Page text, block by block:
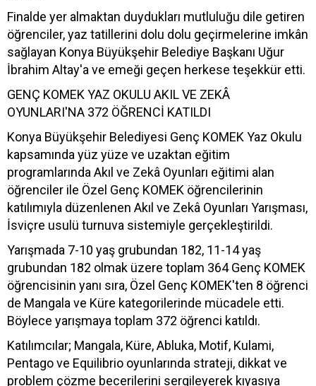
Finalde yer almaktan duydukları mutluluğu dile getiren
öğrenciler, yaz tatillerini dolu dolu geçirmelerine imkân
sağlayan Konya Büyükşehir Belediye Başkanı Uğur
İbrahim Altay'a ve emeği geçen herkese teşekkür etti.
GENÇ KOMEK YAZ OKULU AKIL VE ZEKÂ
OYUNLARI'NA 372 ÖĞRENCİ KATILDI
Konya Büyükşehir Belediyesi Genç KOMEK Yaz Okulu
kapsamında yüz yüze ve uzaktan eğitim
programlarında Akıl ve Zekâ Oyunları eğitimi alan
öğrenciler ile Özel Genç KOMEK öğrencilerinin
katılımıyla düzenlenen Akıl ve Zekâ Oyunları Yarışması,
İsviçre usulü turnuva sistemiyle gerçekleştirildi.
Yarışmada 7-10 yaş grubundan 182, 11-14 yaş
grubundan 182 olmak üzere toplam 364 Genç KOMEK
öğrencisinin yanı sıra, Özel Genç KOMEK'ten 8 öğrenci
de Mangala ve Küre kategorilerinde mücadele etti.
Böylece yarışmaya toplam 372 öğrenci katıldı.
Katılımcılar; Mangala, Küre, Abluka, Motif, Kulami,
Pentago ve Equilibrio oyunlarında strateji, dikkat ve
problem çözme becerilerini sergileyerek kıyasıya